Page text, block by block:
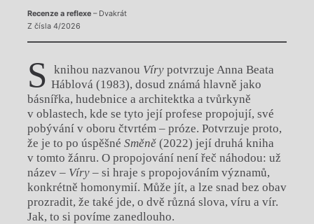
Recenze a reflexe– Dvakrát
Z čísla 4/2026
S knihou nazvanou Víry potvrzuje Anna Beata
Háblová (1983), dosud známá hlavně jako
básnířka, hudebnice a architektka a tvůrkyně
v oblastech, kde se tyto její profese propojují, své
pobývání v oboru čtvrtém – próze. Potvrzuje proto,
že je to po úspěšné Směně(2022) její druhá kniha
v tomto žánru. O propojování není řeč náhodou: už
název – Víry– si hraje s propojováním významů,
konkrétně homonymií. Může jít, a lze snad bez obav
prozradit, že také jde, o dvě různá slova, víru a vír.
Jak, to si povíme zanedlouho.